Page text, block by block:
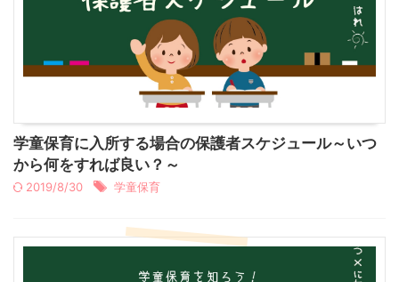
学童保育に入所する場合の保護者スケジュール～いつ
から何をすれば良い？～
2019/8/30 学童保育